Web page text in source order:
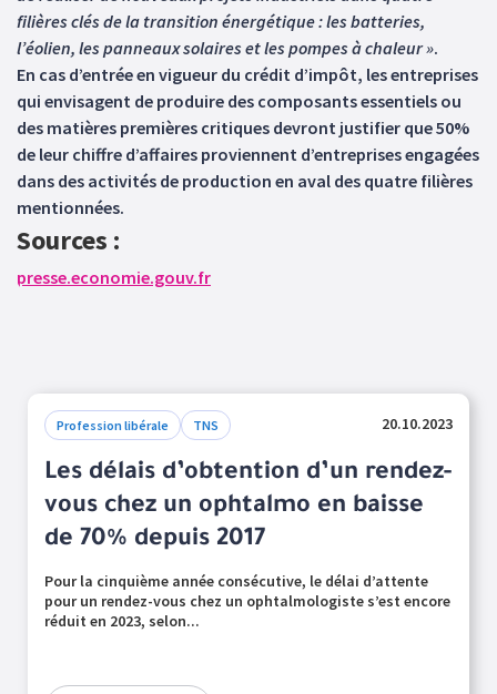
filières clés de la transition énergétique : les batteries,
l’éolien, les panneaux solaires et les pompes à chaleur ».
En cas d’entrée en vigueur du crédit d’impôt, les entreprises
qui envisagent de produire des composants essentiels ou
des matières premières critiques devront justifier que 50%
de leur chiffre d’affaires proviennent d’entreprises engagées
dans des activités de production en aval des quatre filières
mentionnées.
Sources :
presse.economie.gouv.fr
Profession libérale TNS 20.10.2023
Les délais d’obtention d’un rendez-
vous chez un ophtalmo en baisse
de 70% depuis 2017
Pour la cinquième année consécutive, le délai d’attente
pour un rendez-vous chez un ophtalmologiste s’est encore
réduit en 2023, selon...